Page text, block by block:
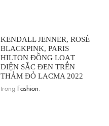
KENDALL JENNER, ROSÉ
BLACKPINK, PARIS
HILTON ĐỒNG LOẠT
DIỆN SẮC ĐEN TRÊN
THẢM ĐỎ LACMA 2022
trong Fashion